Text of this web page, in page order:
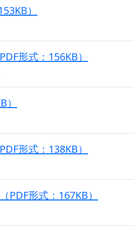
）
形式：156KB）
形式：138KB）
形式：167KB）